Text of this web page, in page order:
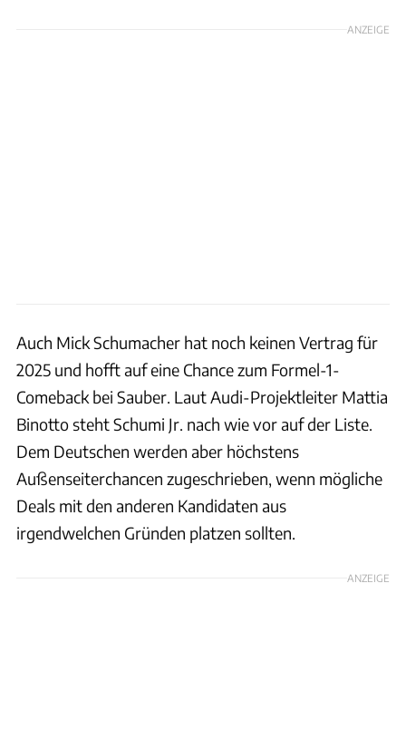
ANZEIGE
Auch Mick Schumacher hat noch keinen Vertrag für
2025 und hofft auf eine Chance zum Formel-1-
Comeback bei Sauber. Laut Audi-Projektleiter Mattia
Binotto steht Schumi Jr. nach wie vor auf der Liste.
Dem Deutschen werden aber höchstens
Außenseiterchancen zugeschrieben, wenn mögliche
Deals mit den anderen Kandidaten aus
irgendwelchen Gründen platzen sollten.
ANZEIGE